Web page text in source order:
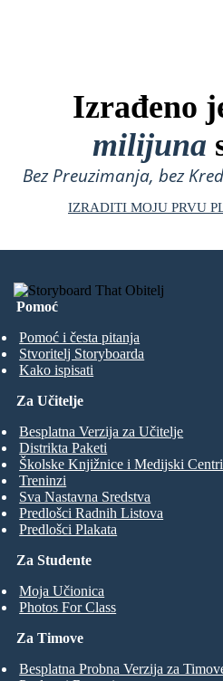
Izrađeno
milijuna
Bez Preuzimanja, bez
IZRADITI MOJU PRVU
Pomoć
Pomoć i česta pitanja
Stvoritelj Storyboarda
Kako ispisati
Za Studente
Moja Učionica
Photos For Class
Za Učitelje
Besplatna Verzija za Učitelje
Distrikta Paketi
Školske Knjižnice i Medijski Centri
Treninzi
Sva Nastavna Sredstva
Predlošci Radnih Listova
Predlošci Plakata
Za Timove
Besplatna Probna Verzija za